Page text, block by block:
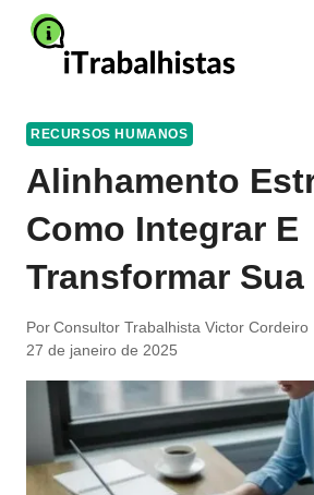
Pular
para
RECURSOS HUMANOS
Alinhamento
Como Integrar E
Transformar Sua
Por Consultor Trabalhista Victor Cordeiro
27 de janeiro de 2025